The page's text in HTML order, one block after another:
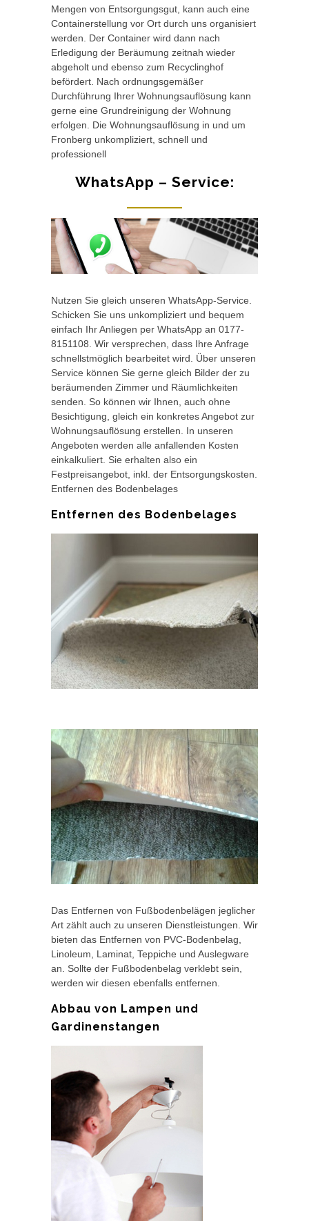
Mengen von Entsorgungsgut, kann auch eine
Containerstellung vor Ort durch uns organisiert
werden. Der Container wird dann nach
Erledigung der Beräumung zeitnah wieder
abgeholt und ebenso zum Recyclinghof
befördert. Nach ordnungsgemäßer
Durchführung Ihrer Wohnungsauflösung kann
gerne eine Grundreinigung der Wohnung
erfolgen. Die Wohnungsauflösung in und um
Fronberg unkompliziert, schnell und
professionell
WhatsApp – Service:
Nutzen Sie gleich unseren WhatsApp-Service.
Schicken Sie uns unkompliziert und bequem
einfach Ihr Anliegen per WhatsApp an 0177-
8151108. Wir versprechen, dass Ihre Anfrage
schnellstmöglich bearbeitet wird. Über unseren
Service können Sie gerne gleich Bilder der zu
beräumenden Zimmer und Räumlichkeiten
senden. So können wir Ihnen, auch ohne
Besichtigung, gleich ein konkretes Angebot zur
Wohnungsauflösung erstellen. In unseren
Angeboten werden alle anfallenden Kosten
einkalkuliert. Sie erhalten also ein
Festpreisangebot, inkl. der Entsorgungskosten.
Entfernen des Bodenbelages
Entfernen des Bodenbelages
Das Entfernen von Fußbodenbelägen jeglicher
Art zählt auch zu unseren Dienstleistungen. Wir
bieten das Entfernen von PVC-Bodenbelag,
Linoleum, Laminat, Teppiche und Auslegware
an. Sollte der Fußbodenbelag verklebt sein,
werden wir diesen ebenfalls entfernen.
Abbau von Lampen und
Gardinenstangen